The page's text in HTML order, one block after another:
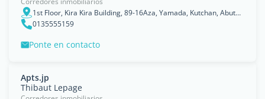
1st Floor, Kira Kira Building, 89-16Aza, Yamada, Kutchan, Abuta, Hokkaido, Japan
0135555159
Ponte en contacto
Apts.jp
Thibaut Lepage